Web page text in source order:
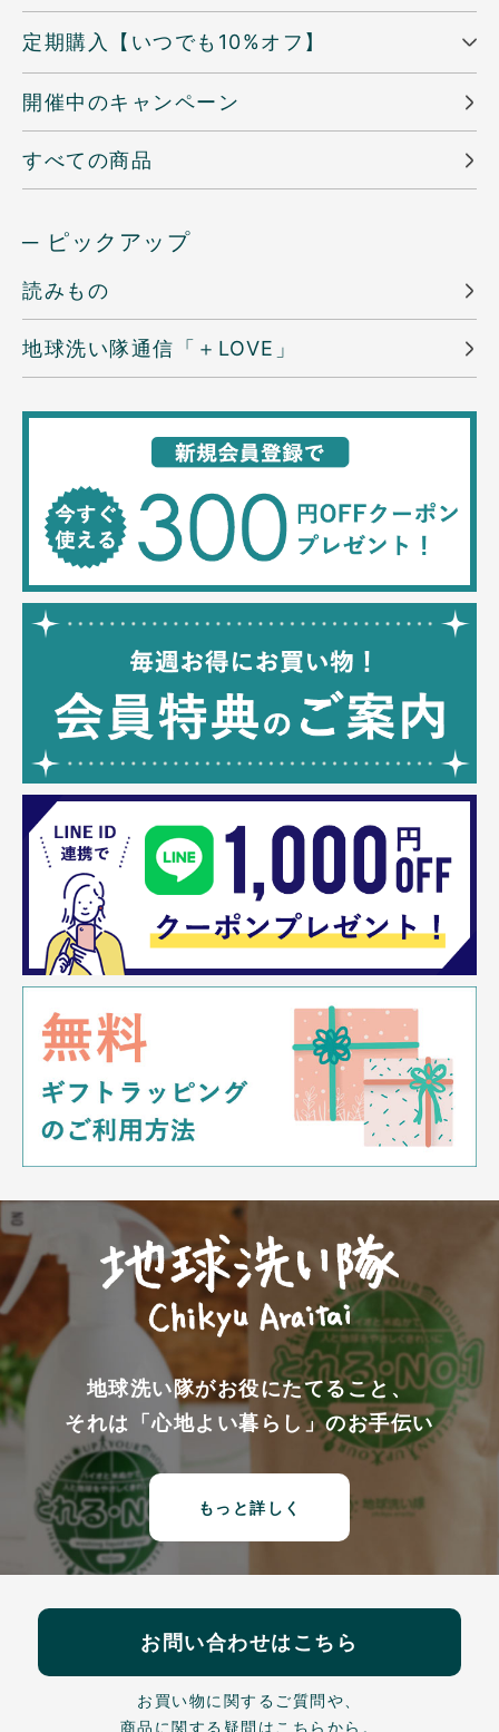
定期購入【いつでも10%オフ】
開催中のキャンペーン
すべての商品
─ ピックアップ
読みもの
地球洗い隊通信「＋LOVE」
地球洗い隊がお役にたてること、
それは「心地よい暮らし」のお手伝い
もっと詳しく
お問い合わせはこちら
お買い物に関するご質問や、
商品に関する疑問はこちらから。